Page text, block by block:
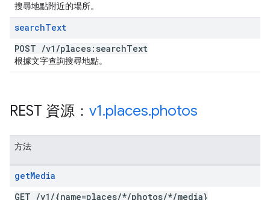
搜尋地點附近的場所。
searchText
POST /v1 /places:searchText
根據文字查詢搜尋地點。
REST 資源： v1.places.photos
方法
getMedia
GET /v1 /{name=places/*/photos/*/media}